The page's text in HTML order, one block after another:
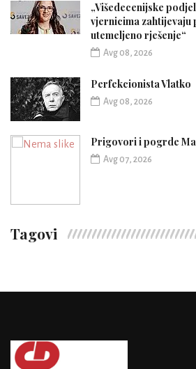
„Višedecenijske
vjernicima zahtijevaju
utemeljeno rješenje“
Avg 08, 2026
Perfekcionista Vlatko
Avg 08, 2026
Prigovori i pogrde
Avg 07, 2026
Tagovi